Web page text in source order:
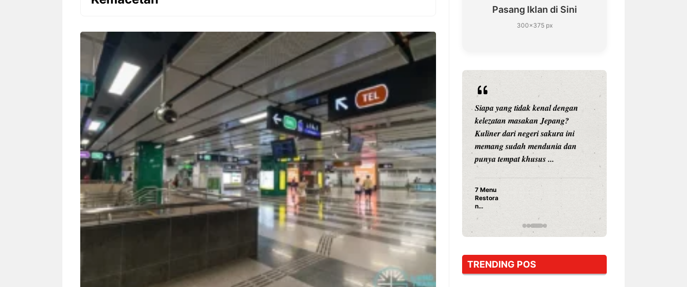
Pasang Iklan di Sini
300×375 px
Siapa sangka, dua nama besar di
dunia hiburan, Nunung Srimulat
dan Vicky Prasetyo, kini merambah
dunia kuliner dengan membuka
Nunung Srimulat & Vicky
Prasetyo Buka Restoran
Ayam Panggang! Cuma Rp
15 Ribu, Resep Rahasia
Mami Bikin Nagih!
Bandung – Menyambut pergantian
tahun 2026, restoran all you can
eat Kakkoii All You Can Eat
Bandung menghadirkan
penawaran spesial ...
Sambut 2026, Kakkoii
Bandung Hadirkan Pesta All
You Can Eat Mulai Rp
145.000
Pernah gak sih kamu mulai
ngerjain sesuatu cuma buat iseng-
iseng, eh ternyata malah jadi
peluang bisnis yang
menguntungkan? Nah, itulah ...
Dari Iseng Jadi Cuan: Kisah
TUM_ATUL yang Ubah
Hampers Jadi Bisnis Kece
Siapa yang tidak kenal dengan
kelezatan masakan Jepang?
Kuliner dari negeri sakura ini
memang sudah mendunia dan
punya tempat khusus ...
7 Menu
Restora
n
yang
Dicoba,
Cuma
Sushi!
TRENDING POS